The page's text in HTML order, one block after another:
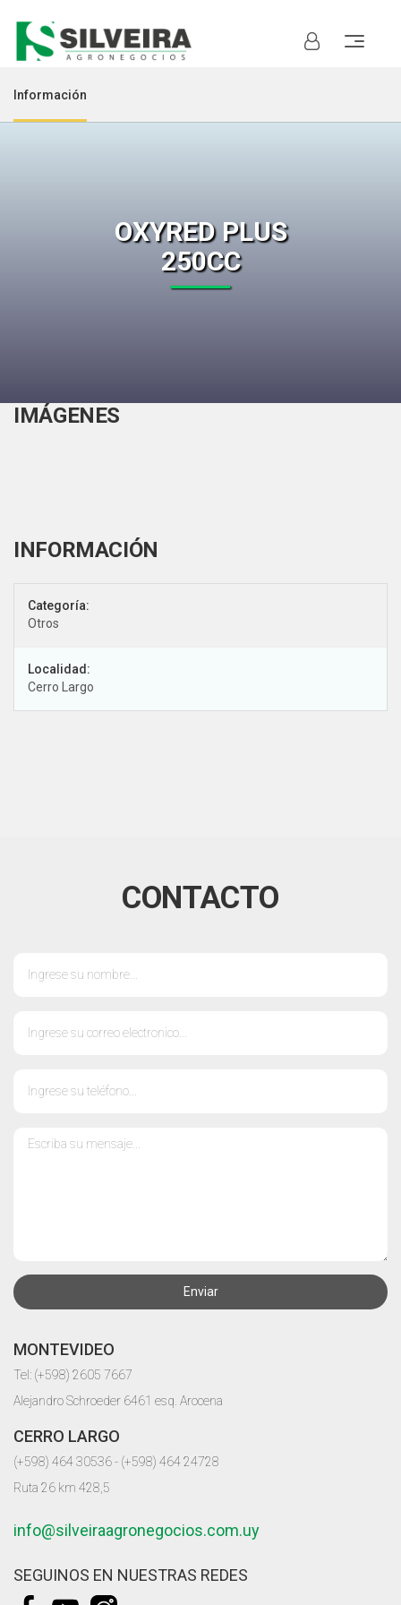
OXYRED PLUS
250CC
Información
IMÁGENES
Categoría:
Otros
Localidad:
Cerro Largo
CONTACTO
Enviar
MONTEVIDEO
Tel: (+598) 2605 7667
Alejandro Schroeder 6461 esq. Arocena
CERRO LARGO
(+598) 464 30536 - (+598) 464 24728
Ruta 26 km 428,5
info@silveiraagronegocios.com.uy
SEGUINOS EN NUESTRAS REDES